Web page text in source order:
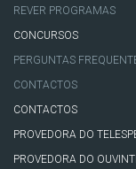
REVER PROGRAMAS
CONCURSOS
PERGUNTAS
CONTACTOS
CONTACTOS
PROVEDORA DO
PROVEDORA DO